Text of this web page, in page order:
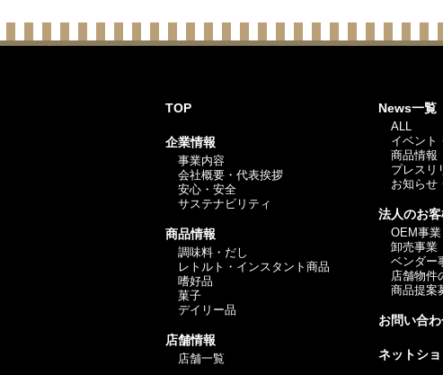
TOP
企業情報
事業内容
会社概要・代表挨拶
安心・安全
サステナビリティ
商品情報
調味料・だし
レトルト・インスタント商品
嗜好品
菓子
デイリー品
店舗情報
店舗一覧
News一覧
ALL
イベント
商品情報
プレスリ
お知らせ
法人のお
OEM事業
卸売事業
ベンダー
店舗物件
商品提案
お問い合
ネットシ